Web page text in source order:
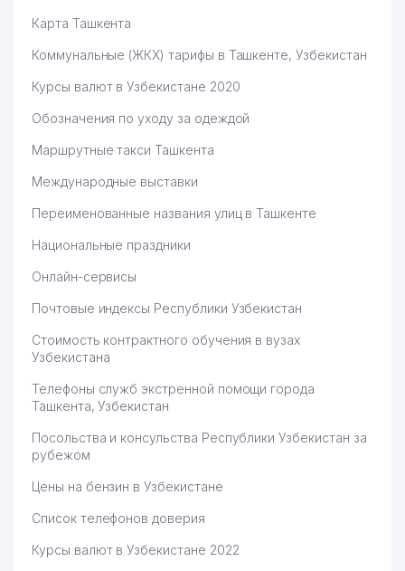
Карта Ташкента
Коммунальные (ЖКХ) тарифы в Ташкенте, Узбекистан
Курсы валют в Узбекистане 2020
Обозначения по уходу за одеждой
Маршрутные такси Ташкента
Международные выставки
Переименованные названия улиц в Ташкенте
Национальные праздники
Онлайн-сервисы
Почтовые индексы Республики Узбекистан
Стоимость контрактного обучения в вузах
Узбекистана
Телефоны служб экстренной помощи города
Ташкента, Узбекистан
Посольства и консульства Республики Узбекистан за
рубежом
Цены на бензин в Узбекистане
Список телефонов доверия
Курсы валют в Узбекистане 2022